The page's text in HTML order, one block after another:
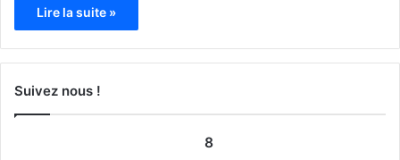
Lire la suite »
Suivez nous !
8